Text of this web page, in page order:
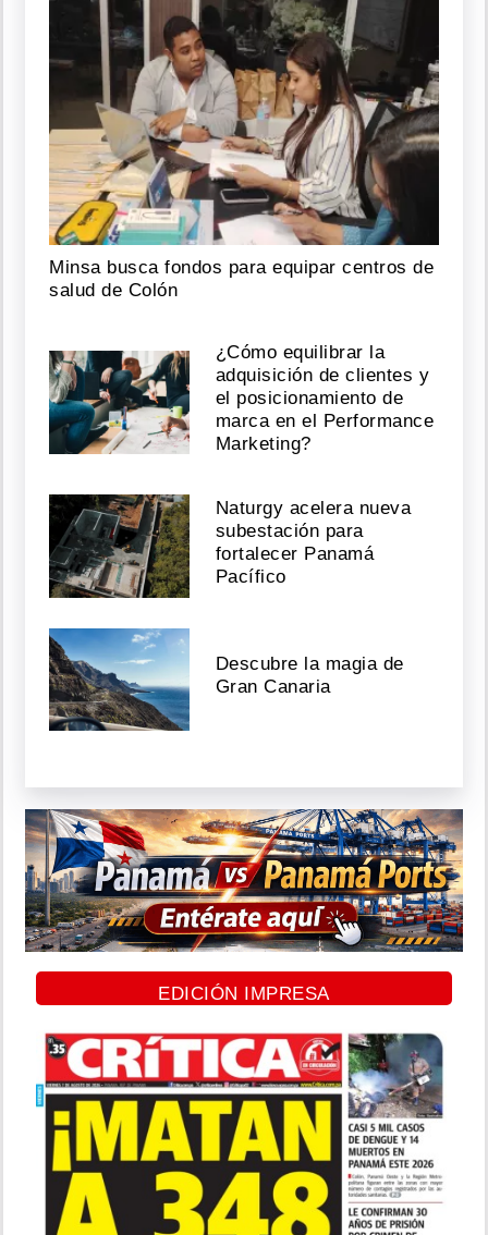
Minsa busca fondos para equipar centros de
salud de Colón
¿Cómo equilibrar la
adquisición de clientes y
el posicionamiento de
marca en el Performance
Marketing?
Naturgy acelera nueva
subestación para
fortalecer Panamá
Pacífico
Descubre la magia de
Gran Canaria
EDICIÓN IMPRESA